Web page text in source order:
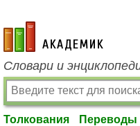
academic.ru
Словари и
Толкования Переводы